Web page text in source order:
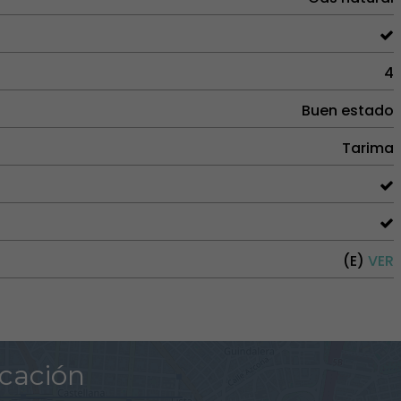
4
Buen estado
Tarima
(E) VER